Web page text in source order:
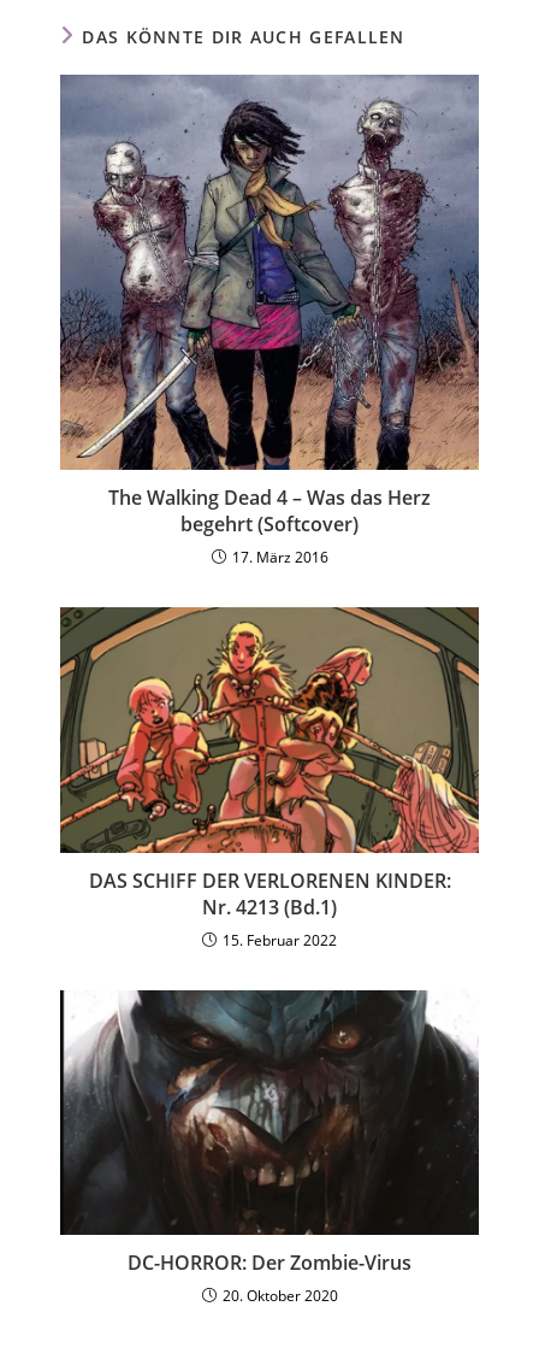
DAS KÖNNTE DIR AUCH GEFALLEN
The Walking Dead 4 – Was das Herz
begehrt (Softcover)
17. März 2016
DAS SCHIFF DER VERLORENEN KINDER:
Nr. 4213 (Bd.1)
15. Februar 2022
DC-HORROR: Der Zombie-Virus
20. Oktober 2020